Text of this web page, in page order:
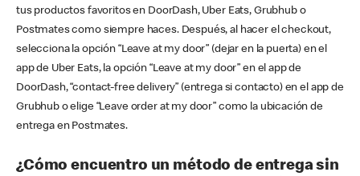
tus productos favoritos en DoorDash, Uber Eats, Grubhub o
Postmates como siempre haces. Después, al hacer el checkout,
selecciona la opción “Leave at my door” (dejar en la puerta) en el
app de Uber Eats, la opción “Leave at my door” en el app de
DoorDash, “contact-free delivery” (entrega si contacto) en el app de
Grubhub o elige “Leave order at my door” como la ubicación de
entrega en Postmates.
¿Cómo encuentro un método de entrega sin